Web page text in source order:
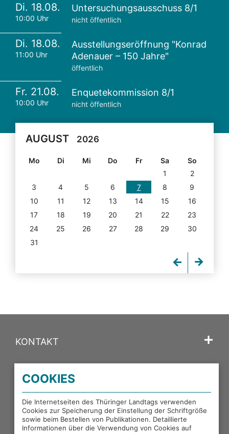
Di. 18.08.
10:00 Uhr
Untersuchungsausschuss 8/1
nicht öffentlich
Di. 18.08.
11:00 Uhr
Ausstellungseröffnung "Konrad
Adenauer – 150 Jahre"
öffentlich
Fr. 21.08.
10:00 Uhr
Enquetekommission 8/1
nicht öffentlich
AUGUST 2026
Mo Di Mi Do Fr Sa
So
1
2
3
4 5 6 7 8
9
10
11 12 13 14 15
16
17
18 19 20 21 22
23
24
25 26 27 28 29
30
31
KONTAKT
PORTALE DES THÜRINGER LANDTAGS
EXTERNE LINKS
COOKIES
Die Internetseiten des Thüringer Landtags verwenden
Cookies zur Speicherung der Einstellung der Schriftgröße
sowie beim Bestellen von Publikationen. Detaillierte
Informationen über die Verwendung von Cookies auf